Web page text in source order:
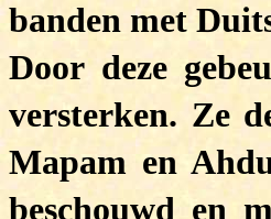
banden met
Door deze
versterken. Ze
Mapam en
beschouwd en